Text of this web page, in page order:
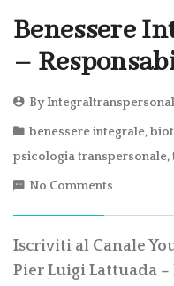
Benessere
–
By
benessere integrale,
psicologia transpersonale,
No Comments
Iscriviti al Canale
Pier Luigi Lattuada